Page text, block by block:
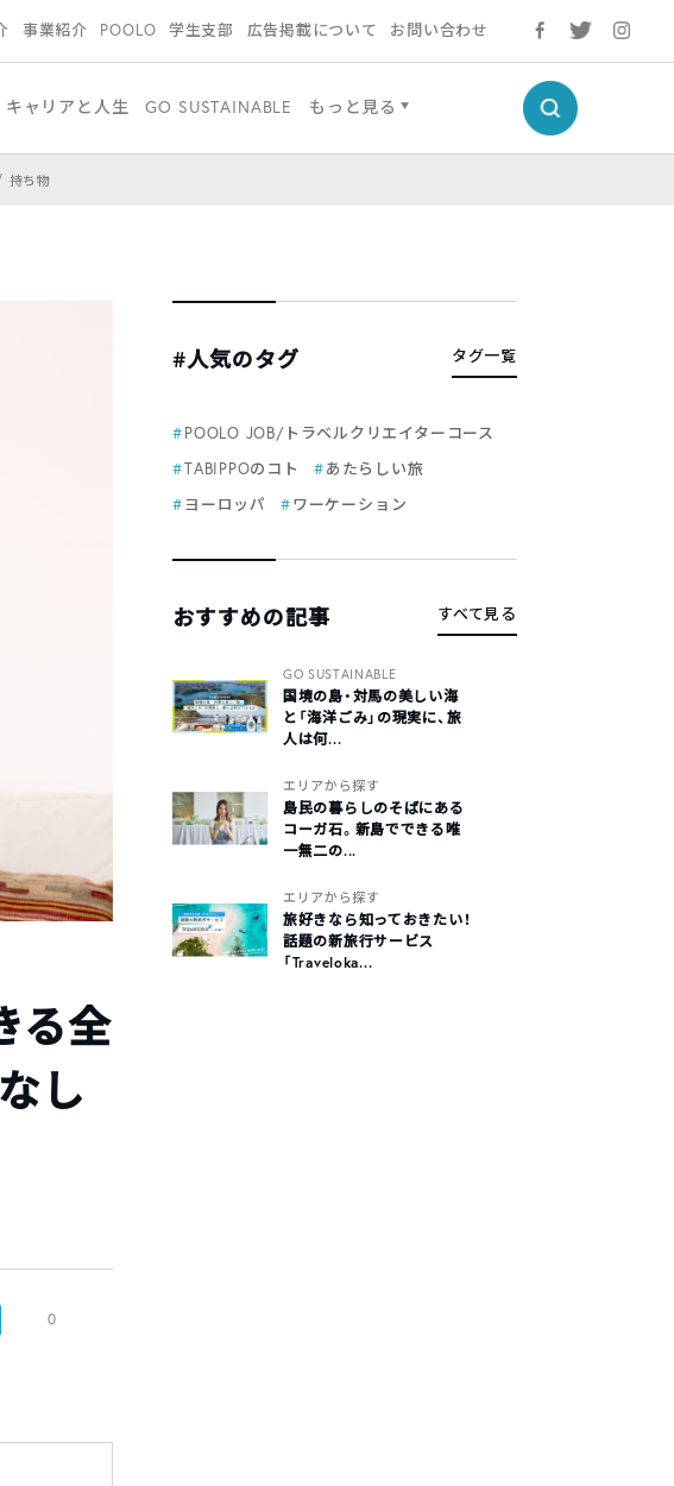
事業紹介 POOLO 学生支部 広告掲載について お問い合わせ
キャリアと人生 GO SUSTAINABLE もっと見る
持ち物
る全
し
0
#人気のタグ タグ一覧
POOLO JOB/トラベルクリエイターコース
TABIPPOのコト
あたらしい旅
ヨーロッパ
ワーケーション
おすすめの記事 すべて見る
GO SUSTAINABLE
国境の島・対馬の美しい海
と「海洋ごみ」の現実に、旅
人は何...
エリアから探す
島民の暮らしのそばにある
コーガ石。新島でできる唯
一無二の...
エリアから探す
旅好きなら知っておきたい！
話題の新旅行サービス
「Traveloka...